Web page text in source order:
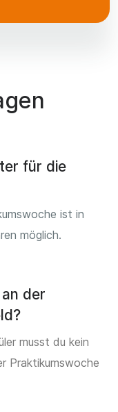
für die
ist in
möglich.
der
musst du kein
Praktikumswoche